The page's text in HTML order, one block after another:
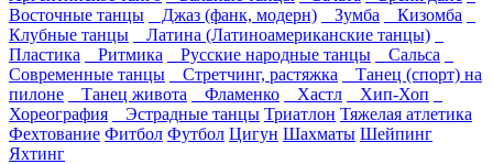
Восточные танцы
Джаз (фанк, модерн) Зумба
Кизомба
Клубные танцы
Латина (Латиноамериканские танцы)
Пластика
Ритмика Русские народные танцы
Сальса
Современные танцы
Стретчинг, растяжка
Танец (спорт) на
пилоне
Танец живота Фламенко Хастл
Хип-Хоп
Хореография
Эстрадные танцы Триатлон Тяжелая атлетика
Фехтование Фитбол Футбол Цигун Шахматы Шейпинг
Яхтинг